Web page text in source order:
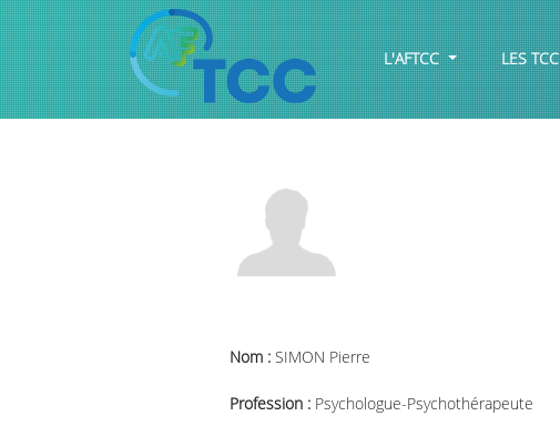
L'AFTCC LES TCC
Nom : SIMON Pierre
Profession : Psychologue-Psychothérapeute